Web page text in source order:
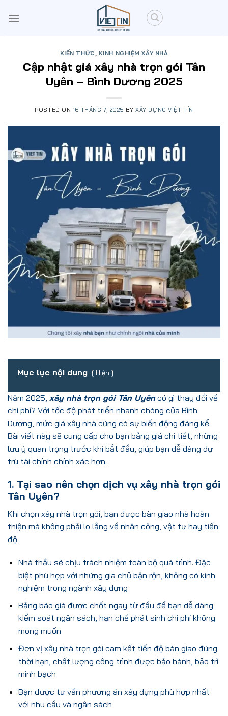
KIẾN THỨC , KINH NGHIỆM XÂY NHÀ
Cập nhật giá xây nhà trọn gói Tân
Uyên – Bình Dương 2025
POSTED ON 16 THÁNG 7, 2025 BYXÂY DỰNG VIỆT TÍN
Mục lục nội dung Hiện
Năm 2025, xây nhà trọn gói Tân Uyên có gì thay đổi về
chi phí? Với tốc độ phát triển nhanh chóng của Bình
Dương, mức giá xây nhà cũng có sự biến động đáng kể.
Bài viết này sẽ cung cấp cho bạn bảng giá chi tiết, những
lưu ý quan trọng trước khi bắt đầu, giúp bạn dễ dàng dự
trù tài chính chính xác hơn.
1. Tại sao nên chọn dịch vụ xây nhà trọn gói
Tân Uyên?
Khi chọn xây nhà trọn gói, bạn được bàn giao nhà hoàn
thiện mà không phải lo lắng về nhân công, vật tư hay tiến
độ.
Nhà thầu sẽ chịu trách nhiệm toàn bộ quá trình. Đặc
biệt phù hợp với những gia chủ bận rộn, không có kinh
nghiệm trong ngành xây dựng
Bảng báo giá được chốt ngay từ đầu để bạn dễ dàng
kiểm soát ngân sách, hạn chế phát sinh chi phí không
mong muốn
Đơn vị xây nhà trọn gói cam kết tiến độ bàn giao đúng
thời hạn, chất lượng công trình được bảo hành, bảo trì
minh bạch
Bạn được tư vấn phương án xây dựng phù hợp nhất
với nhu cầu và ngân sách